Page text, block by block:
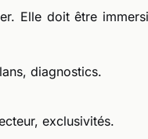
Elle doit être
diagnostics.
exclusivités.